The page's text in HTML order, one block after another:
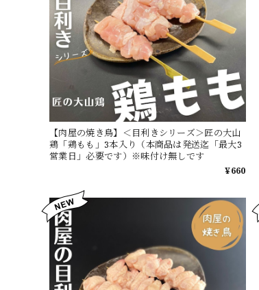
【肉屋の焼き鳥】＜目利きシリーズ＞匠の大山
鶏「鶏もも」3本入り（本商品は発送迄「最大3
営業日」必要です）※味付け無しです
¥660